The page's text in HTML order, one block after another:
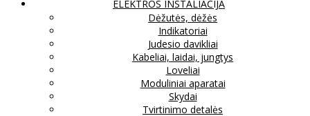
ELEKTROS INSTALIACIJA
Dėžutės, dėžės
Indikatoriai
Judesio davikliai
Kabeliai, laidai, jungtys
Loveliai
Moduliniai aparatai
Skydai
Tvirtinimo detalės